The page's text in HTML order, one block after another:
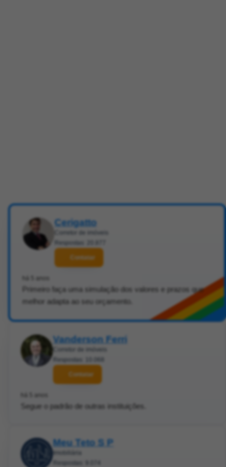
Cerigatto
Corretor de imóveis
Respostas: 20.877
Contatar
há 5 anos
Primeiro faça uma simulação dos valores e prazos que
melhor adapta ao seu orçamento.
Vanderson Ferri
Corretor de imóveis
Respostas: 10.068
Contatar
há 5 anos
Segue o padrão de outras instituições.
Meu Teto S P
Imobiliária
Respostas: 9.074